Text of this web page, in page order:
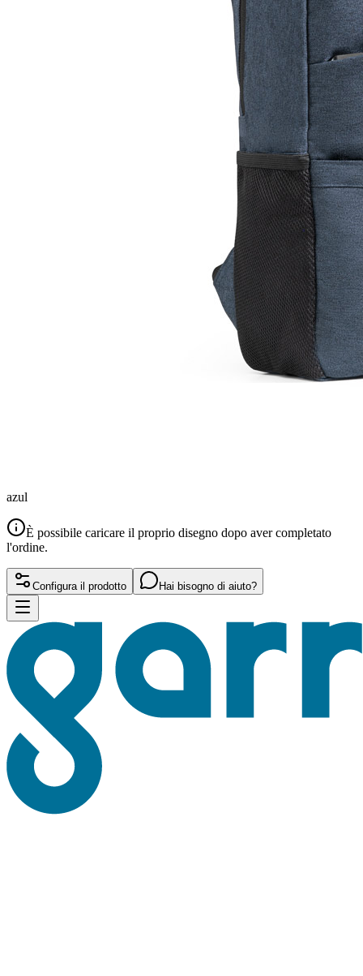
azul
È possibile caricare il proprio disegno dopo aver completato
l'ordine.
Configura il prodotto Hai bisogno di aiuto?